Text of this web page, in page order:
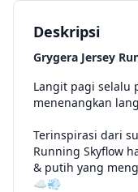
Deskripsi
Grygera Jersey
Langit pagi selalu
menenangkan
Terinspirasi dari
Running Skyflow
& putih yang
☁️💨